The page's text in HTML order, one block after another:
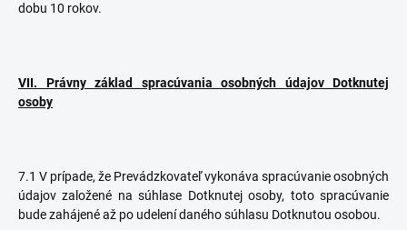
dobu 10 rokov.
VII. Právny základ spracúvania osobných údajov Dotknutej
osoby
7.1 V prípade, že Prevádzkovateľ vykonáva spracúvanie osobných
údajov založené na súhlase Dotknutej osoby, toto spracúvanie
bude zahájené až po udelení daného súhlasu Dotknutou osobou.